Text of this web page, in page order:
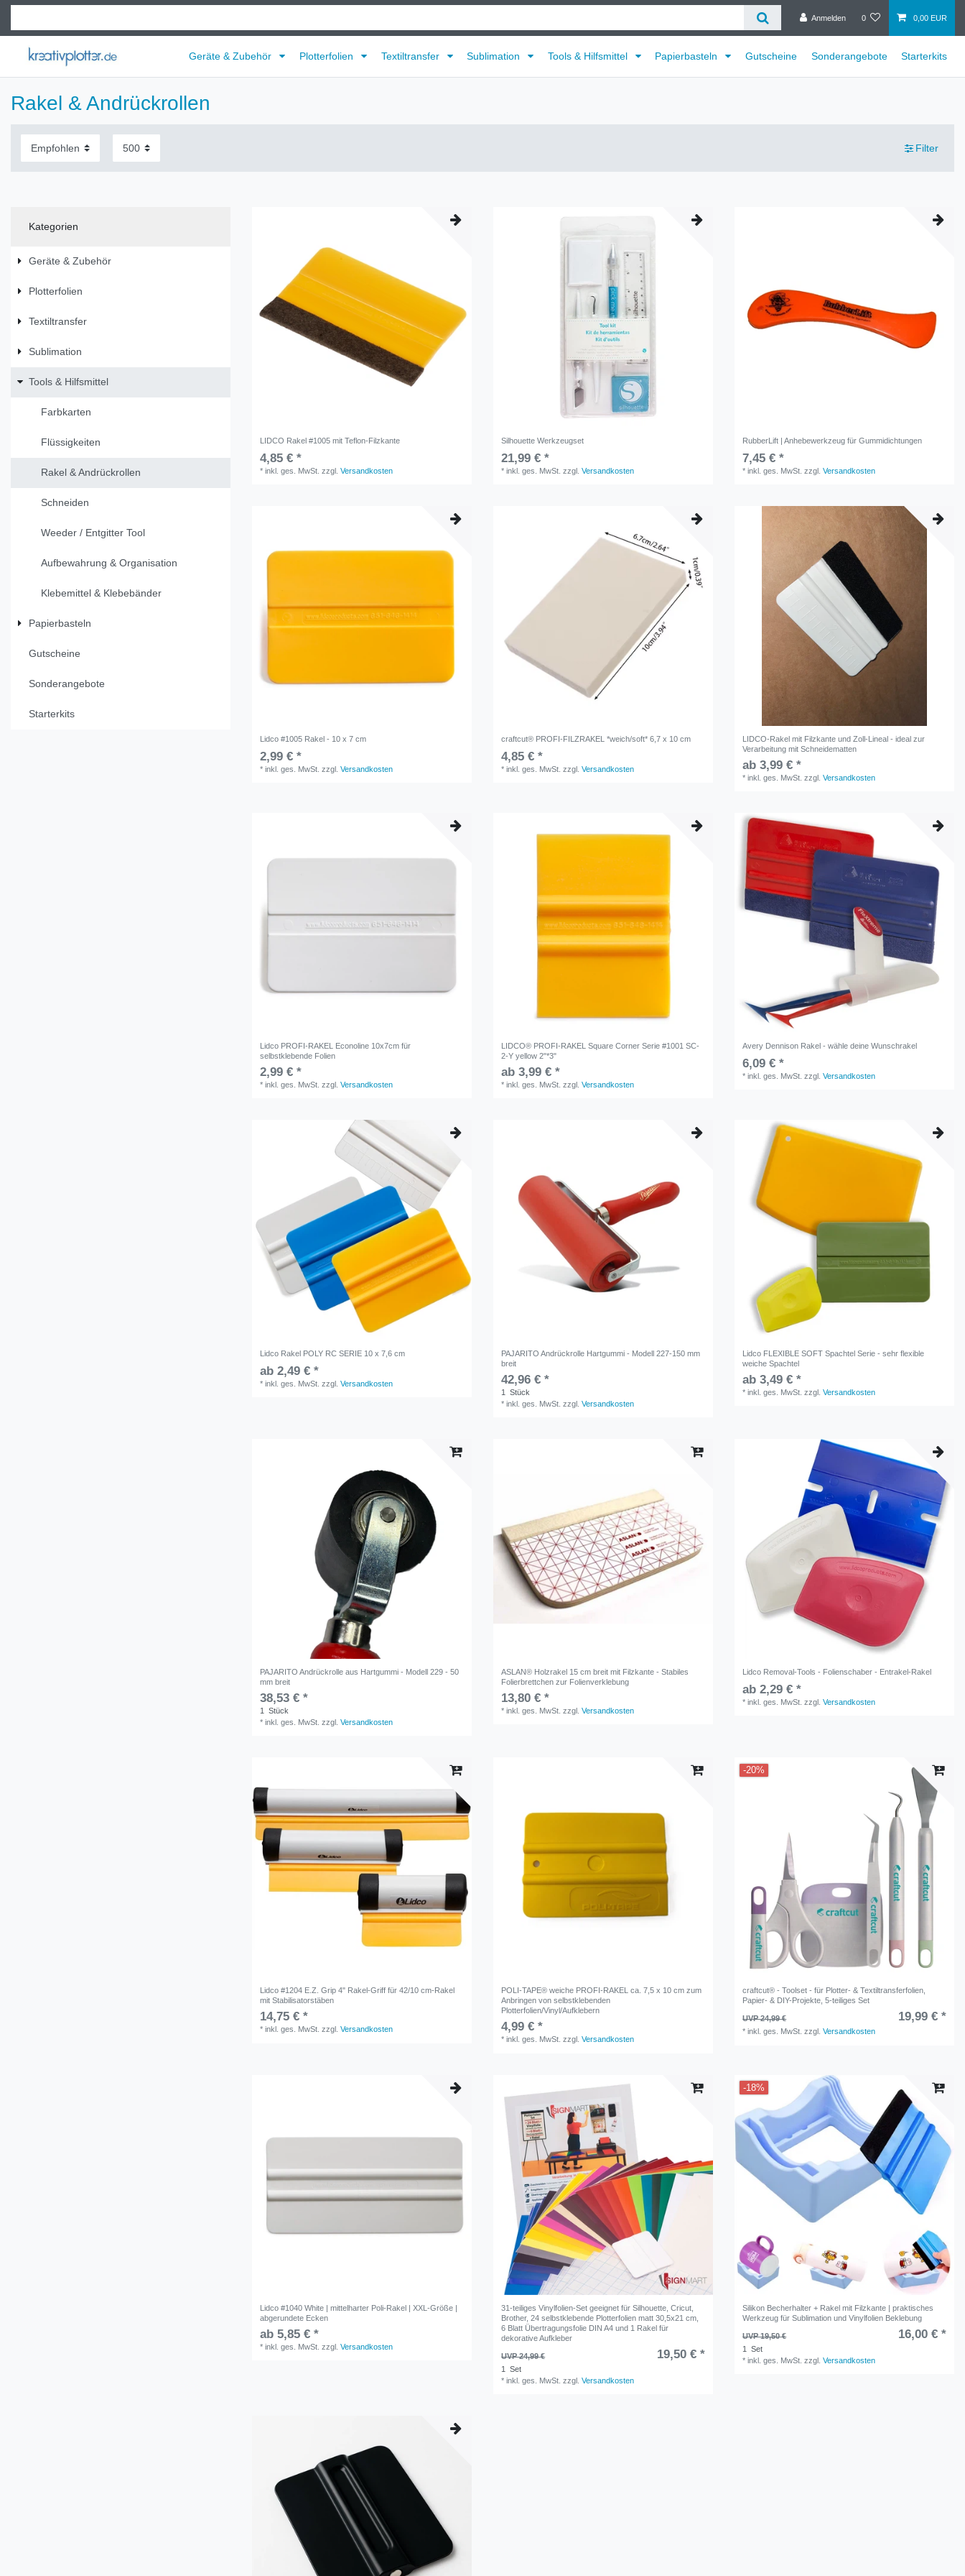
Anmelden 0 0,00 EUR
Geräte & Zubehör Plotterfolien Textiltransfer Sublimation Tools & Hilfsmittel Papierbasteln Gutscheine Sonderangebote Starterkits
Rakel & Andrückrollen
Filter
Kategorien
Geräte & Zubehör
Plotterfolien
Textiltransfer
Sublimation
Tools & Hilfsmittel
Farbkarten
Flüssigkeiten
Rakel & Andrückrollen
Schneiden
Weeder / Entgitter Tool
Aufbewahrung & Organisation
Klebemittel & Klebebänder
Papierbasteln
Gutscheine
Sonderangebote
Starterkits
LIDCO Rakel #1005 mit Teflon-Filzkante
4,85 € *
*inkl. ges. MwSt. zzgl.Versandkosten
Silhouette Werkzeugset
21,99 € *
*inkl. ges. MwSt. zzgl.Versandkosten
RubberLift | Anhebewerkzeug für Gummidichtungen
7,45 € *
*inkl. ges. MwSt. zzgl.Versandkosten
Lidco #1005 Rakel - 10 x 7 cm
2,99 € *
*inkl. ges. MwSt. zzgl.Versandkosten
craftcut® PROFI-FILZRAKEL *weich/soft* 6,7 x 10 cm
4,85 € *
*inkl. ges. MwSt. zzgl.Versandkosten
LIDCO-Rakel mit Filzkante und Zoll-Lineal - ideal zur
Verarbeitung mit Schneidematten
ab 3,99 € *
*inkl. ges. MwSt. zzgl.Versandkosten
Lidco PROFI-RAKEL Econoline 10x7cm für
selbstklebende Folien
2,99 € *
*inkl. ges. MwSt. zzgl.Versandkosten
LIDCO® PROFI-RAKEL Square Corner Serie #1001 SC-
2-Y yellow 2"*3"
ab 3,99 € *
*inkl. ges. MwSt. zzgl.Versandkosten
Avery Dennison Rakel - wähle deine Wunschrakel
6,09 € *
*inkl. ges. MwSt. zzgl.Versandkosten
Lidco Rakel POLY RC SERIE 10 x 7,6 cm
ab 2,49 € *
*inkl. ges. MwSt. zzgl.Versandkosten
PAJARITO Andrückrolle Hartgummi - Modell 227-150 mm
breit
42,96 € *
1
Stück
*inkl. ges. MwSt. zzgl.Versandkosten
Lidco FLEXIBLE SOFT Spachtel Serie - sehr flexible
weiche Spachtel
ab 3,49 € *
*inkl. ges. MwSt. zzgl.Versandkosten
PAJARITO Andrückrolle aus Hartgummi - Modell 229 - 50
mm breit
38,53 € *
1
Stück
*inkl. ges. MwSt. zzgl.Versandkosten
ASLAN® Holzrakel 15 cm breit mit Filzkante - Stabiles
Folierbrettchen zur Folienverklebung
13,80 € *
*inkl. ges. MwSt. zzgl.Versandkosten
Lidco Removal-Tools - Folienschaber - Entrakel-Rakel
ab 2,29 € *
*inkl. ges. MwSt. zzgl.Versandkosten
Lidco #1204 E.Z. Grip 4" Rakel-Griff für 42/10 cm-Rakel
mit Stabilisatorstäben
14,75 € *
*inkl. ges. MwSt. zzgl.Versandkosten
POLI-TAPE® weiche PROFI-RAKEL ca. 7,5 x 10 cm zum
Anbringen von selbstklebenden
Plotterfolien/Vinyl/Aufklebern
4,99 € *
*inkl. ges. MwSt. zzgl.Versandkosten
-20%
craftcut® - Toolset - für Plotter- & Textiltransferfolien,
Papier- & DIY-Projekte, 5-teiliges Set
UVP 24,99 € 19,99 € *
*inkl. ges. MwSt. zzgl.Versandkosten
Lidco #1040 White | mittelharter Poli-Rakel | XXL-Größe |
abgerundete Ecken
ab 5,85 € *
*inkl. ges. MwSt. zzgl.Versandkosten
31-teiliges Vinylfolien-Set geeignet für Silhouette, Cricut,
Brother, 24 selbstklebende Plotterfolien matt 30,5x21 cm,
6 Blatt Übertragungsfolie DIN A4 und 1 Rakel für
dekorative Aufkleber
UVP 24,99 € 19,50 € *
1
Set
*inkl. ges. MwSt. zzgl.Versandkosten
-18%
Silikon Becherhalter + Rakel mit Filzkante | praktisches
Werkzeug für Sublimation und Vinylfolien Beklebung
UVP 19,50 € 16,00 € *
1
Set
*inkl. ges. MwSt. zzgl.Versandkosten